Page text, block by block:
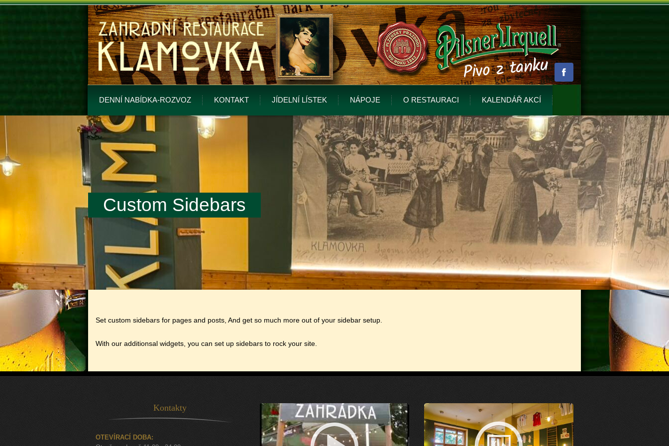
DENNÍ NABÍDKA-ROZVOZ KONTAKT JÍDELNÍ LÍSTEK NÁPOJE O RESTAURACI KALENDÁŘ AKCÍ
Custom Sidebars
Set custom sidebars for pages and posts, And get so much more out of your sidebar setup.
With our additionsal widgets, you can set up sidebars to rock your site.
Kontakty
OTEVÍRACÍ DOBA: